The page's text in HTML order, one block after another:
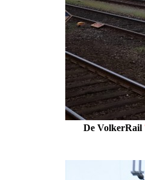
De VolkerRail